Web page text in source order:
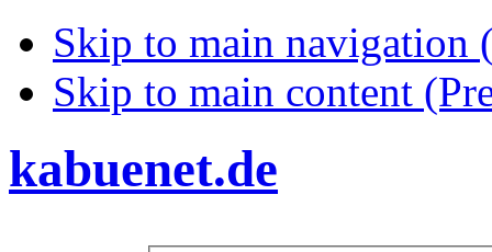
Skip to main navigation
Skip to main content
kabuenet.de